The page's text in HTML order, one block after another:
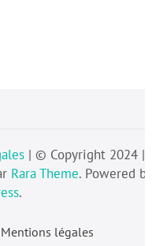
| © Copyright 2024 |
Rara Theme. Powered by
.
Mentions légales